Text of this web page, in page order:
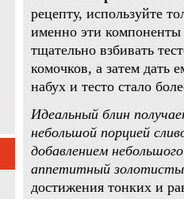
рецепту, используйте
именно эти
тщательно взбивать
комочков, а затем дать
набух и тесто стало
Идеальный блин
небольшой порцией
добавлением
аппетитный
достижения тонких и